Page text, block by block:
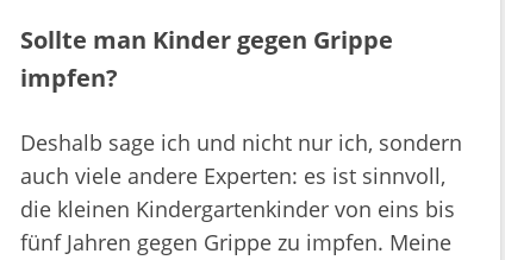
Sollte man Kinder gegen Grippe
impfen?
Deshalb sage ich und nicht nur ich, sondern
auch viele andere Experten: es ist sinnvoll,
die kleinen Kindergartenkinder von eins bis
fünf Jahren gegen Grippe zu impfen. Meine